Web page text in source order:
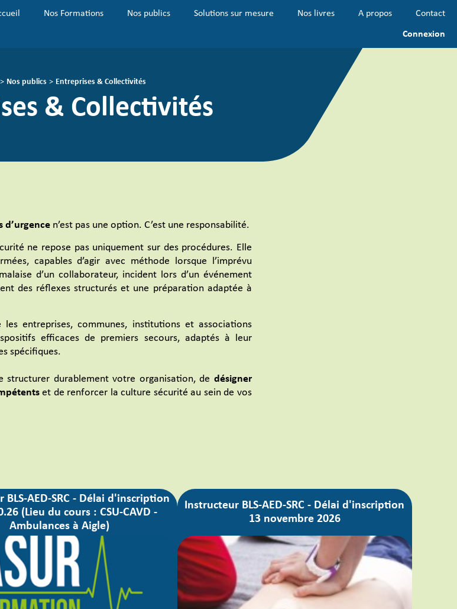
Nos Formations Nos publics Solutions sur mesure Nos livres A propos Contact
Connexion
> Nos publics > Entreprises & Collectivités
& Collectivités
d’urgence n’est pas une option. C’est une responsabilité.
ne repose pas uniquement sur des procédures. Elle
capables d’agir avec méthode lorsque l’imprévu
d’un collaborateur, incident lors d’un événement
des réflexes structurés et une préparation adaptée à
les entreprises, communes, institutions et associations
efficaces de premiers secours, adaptés à leur
spécifiques.
structurer durablement votre organisation, de désigner
et de renforcer la culture sécurité au sein de vos
BLS-AED-SRC - Délai d'inscription
(Lieu du cours : CSU-CAVD -
Ambulances à Aigle)
Instructeur BLS-AED-SRC - Délai d'inscription
13 novembre 2026